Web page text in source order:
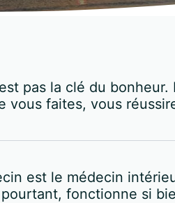
pas la clé du
vous faites, vous
est le médecin
fonctionne si